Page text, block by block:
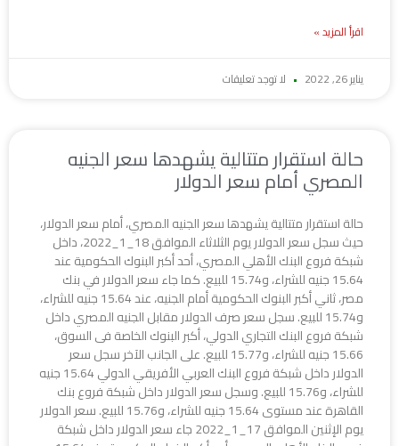
اقرأ المزيد »
يناير 26, 2022 لا توجد تعليقات
حالة استقرار متتالية يشهدها سعر الجنيه
المصري أمام سعر الدولار
حالة استقرار متتالية يشهدها سعر الجنيه المصري، أمام سعر الدولار،
حيث سجل سعر الدولار يوم الثلاثاء الموافق 18_1_2022، داخل
شبكة فروع البنك الأهلي المصري، أحد أكبر البنوك الحكومية عند
15.64 جنيه للشراء، و15.74 للبيع. كما جاء سعر الدولار في بنك
مصر، ثاني أكبر البنوك الحكومية أمام الجنيه، عند 15.64 جنيه للشراء،
و15.74 للبيع. سجل سعر صرف الدولار مقابل الجنيه المصري داخل
شبكة فروع البنك التجاري الدولي، أكبر البنوك الخاصة فى السوق،
15.66 جنيه للشراء، و15.77 للبيع. على الجانب الآخر سجل سعر
الدولار داخل شبكة فروع البنك العربي الأفريقي الدولي 15.64 جنيه
للشراء، و15.76 للبيع. وسجل سعر الدولار داخل شبكة فروع بنك
القاهرة عند مستوى 15.64 جنيه للشراء، و15.76 للبيع. سعر الدولار
يوم الإثنين الموافق 17_1_2022 جاء سعر الدولار داخل شبكة